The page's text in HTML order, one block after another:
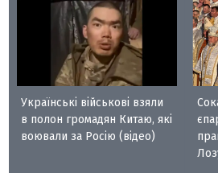
Українські військові взяли
в полон громадян Китаю, які
воювали за Росію (відео)